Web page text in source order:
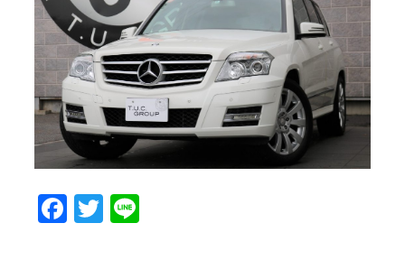
スタッフブログ 納車情報
ホーム T.U.C.GROUP
Facebook
Twitter